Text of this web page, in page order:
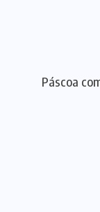
Páscoa